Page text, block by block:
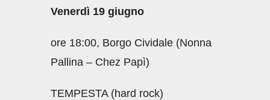
Venerdì 19 giugno
ore 18:00, Borgo Cividale (Nonna
Pallina – Chez Papì)
TEMPESTA (hard rock)